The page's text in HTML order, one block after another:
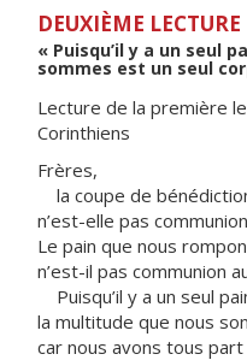
DEUXIÈME LECTURE
« Puisqu’il y a un seul
sommes est un seul
Lecture de la première
Corinthiens
Frères,
la coupe de
n’est-elle pas
Le pain que nous
n’est-il pas communion
Puisqu’il y a un seul
la multitude que nous
car nous avons tous part